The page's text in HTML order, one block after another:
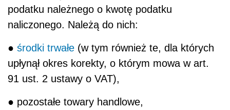
podatku należnego o kwotę podatku
naliczonego. Należą do nich:
● środki trwałe (w tym również te, dla których
upłynął okres korekty, o którym mowa w art.
91 ust. 2 ustawy o VAT),
● pozostałe towary handlowe,